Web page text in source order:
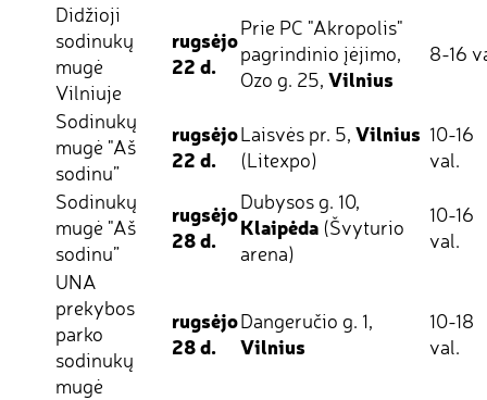
Didžioji
sodinukų
mugė
Vilniuje
rugsėjo
22 d.
Prie PC "Akropolis"
pagrindinio įėjimo,
Ozo g. 25, Vilnius
8-16
Sodinukų
mugė "Aš
sodinu”
rugsėjo
22 d.
Laisvės pr. 5, Vilnius
(Litexpo)
10-16
val.
Sodinukų
mugė "Aš
sodinu”
rugsėjo
28 d.
Dubysos g. 10,
Klaipėda (Švyturio
arena)
10-16
val.
UNA
prekybos
parko
sodinukų
mugė
rugsėjo
28 d.
Dangeručio g. 1,
Vilnius
10-18
val.